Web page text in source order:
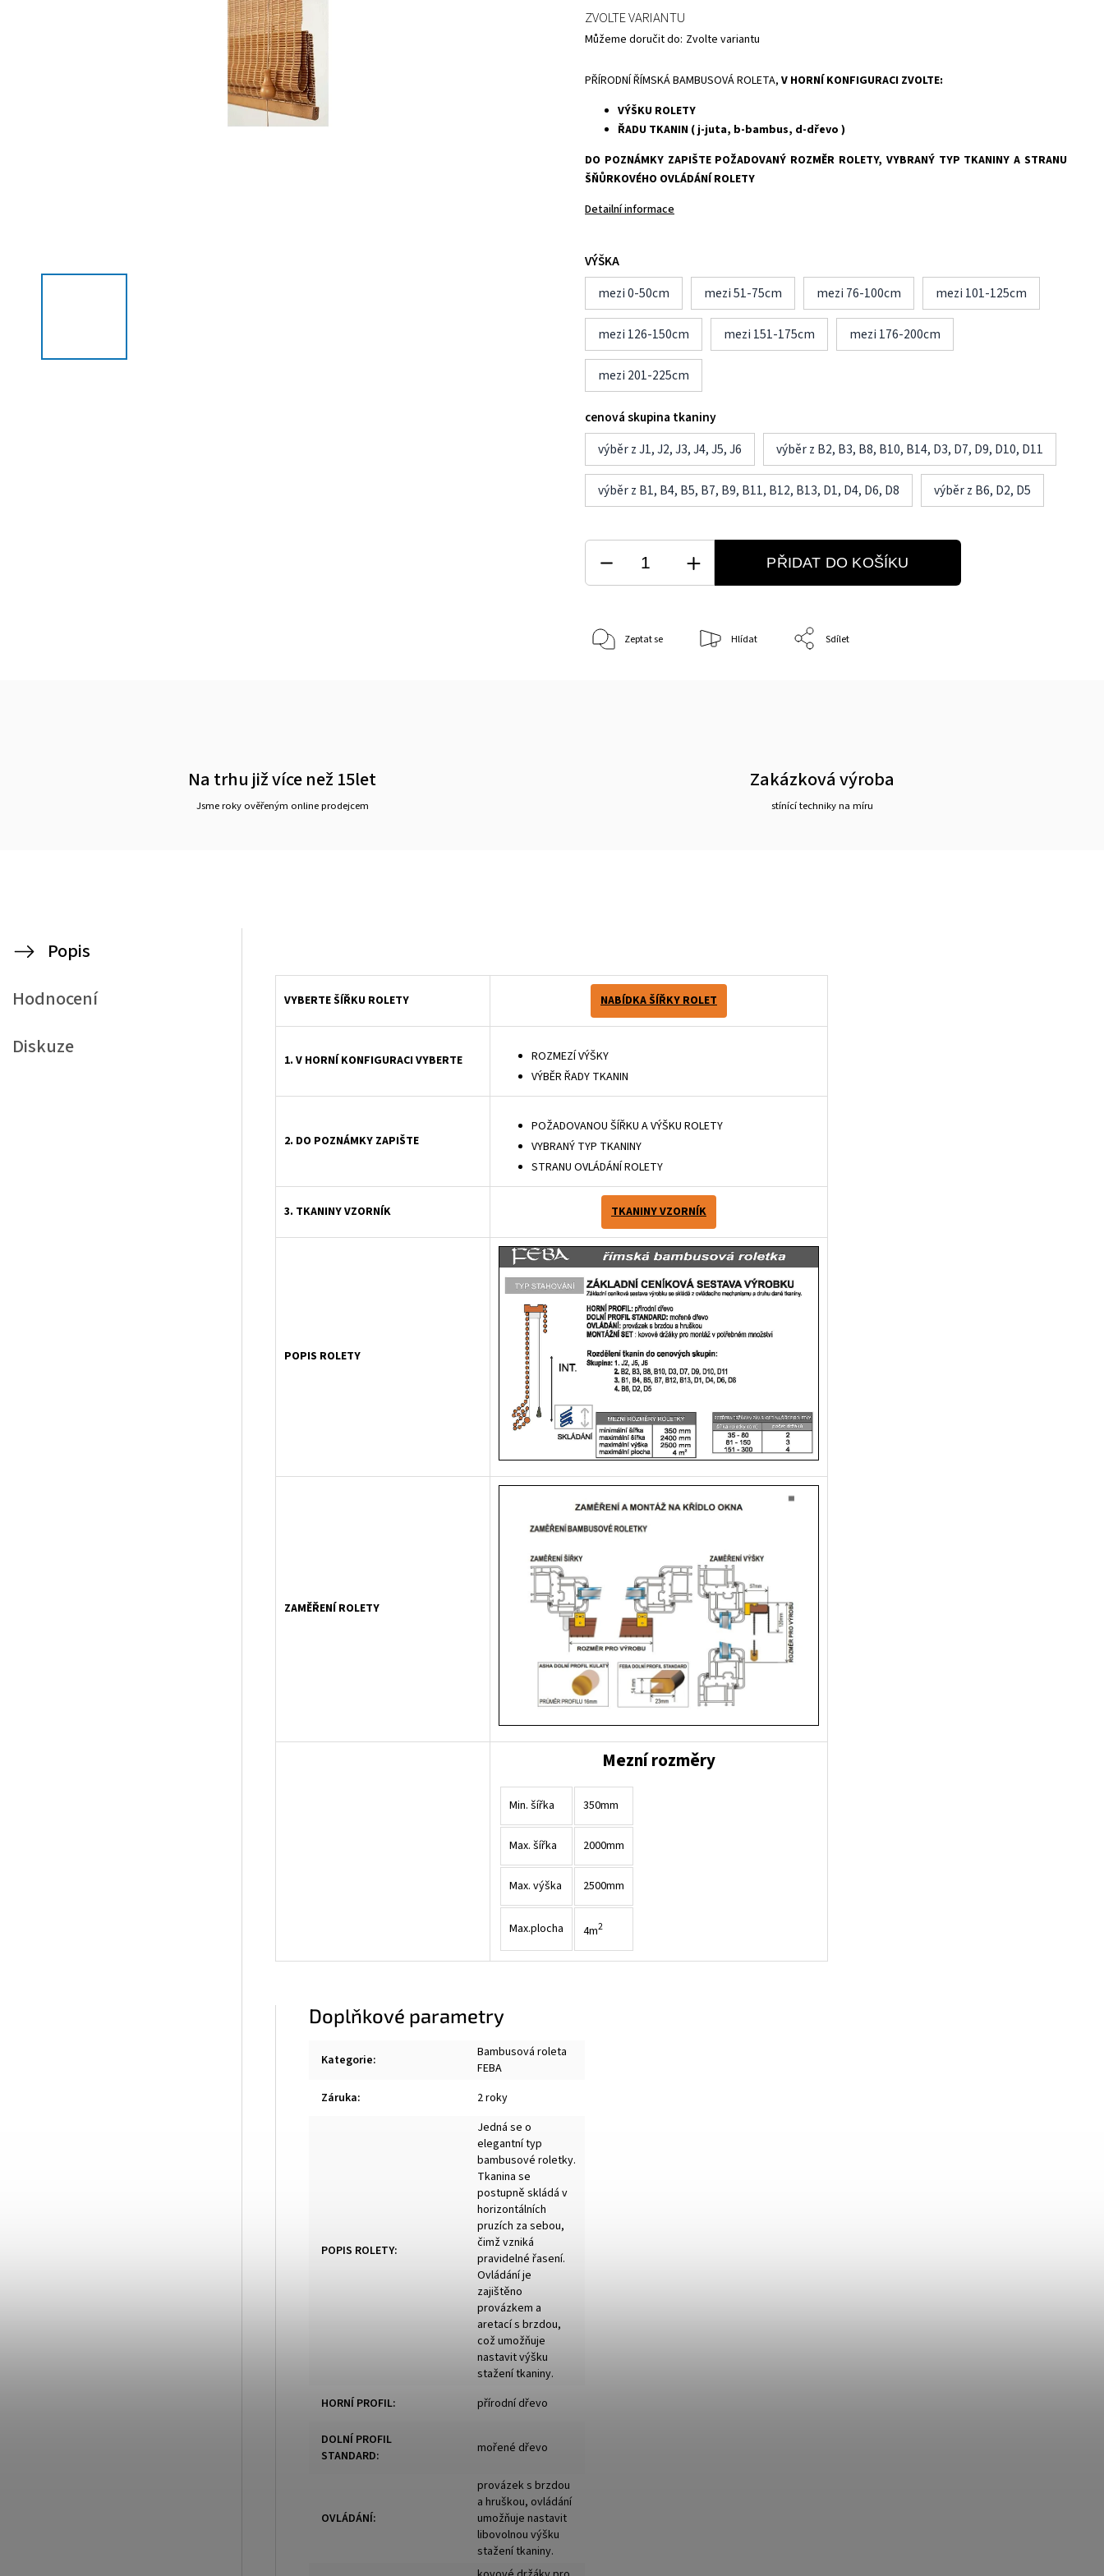
PŘÍRODNÍ ŘÍMSKÁ BAMBUSOVÁ ROLETA,V HORNÍ KONFIGURACI ZVOLTE:
VÝŠKU ROLETY
ŘADU TKANIN ( j-juta, b-bambus, d-dřevo )
DO POZNÁMKY ZAPIŠTE POŽADOVANÝ ROZMĚR ROLETY, VYBRANÝ TYP TKANINY A STRANU
ŠŇŮRKOVÉHO OVLÁDÁNÍ ROLETY
Detailní informace
VÝŠKA
mezi 0-50cm
mezi 51-75cm mezi 76-100cm mezi 101-125cm
mezi 126-150cm mezi 151-175cm mezi 176-200cm
mezi 201-225cm
cenová skupina tkaniny
výběr z J1, J2, J3, J4, J5, J6
výběr z B2, B3, B8, B10, B14, D3, D7, D9, D10, D11
výběr z B1, B4, B5, B7, B9, B11, B12, B13, D1, D4, D6, D8 výběr z B6, D2, D5
ZVOLTE VARIANTU
Můžeme doručit do: Zvolte variantu
PŘIDAT DO KOŠÍKU
Zeptat se Hlídat Sdílet
Na trhu již více než 15let
Jsme roky ověřeným online prodejcem
Zakázková výroba
stínící techniky na míru
Popis
Hodnocení
Diskuze
VYBERTE ŠÍŘKU ROLETY NABÍDKA ŠÍŘKY ROLET
1. V HORNÍ KONFIGURACI VYBERTE
ROZMEZÍ VÝŠKY
VÝBĚR ŘADY TKANIN
2. DO POZNÁMKY ZAPIŠTE
POŽADOVANOU ŠÍŘKU A VÝŠKU ROLETY
VYBRANÝ TYP TKANINY
STRANU OVLÁDÁNÍ ROLETY
3. TKANINY VZORNÍK TKANINY VZORNÍK
POPIS ROLETY
ZAMĚŘENÍ ROLETY
Mezní rozměry
Min. šířka 350mm
Max. šířka 2000mm
Max. výška 2500mm
Max.plocha 4m2
Doplňkové parametry
Kategorie:
Bambusová roleta
FEBA
Záruka: 2 roky
POPIS ROLETY:
Jedná se o
elegantní typ
bambusové roletky.
Tkanina se
postupně skládá v
horizontálních
pruzích za sebou,
čimž vzniká
pravidelné řasení.
Ovládání je
zajištěno
provázkem a
aretací s brzdou,
což umožňuje
nastavit výšku
stažení tkaniny.
HORNÍ PROFIL: přírodní dřevo
DOLNÍ PROFIL
STANDARD: mořené dřevo
OVLÁDÁNÍ:
provázek s brzdou
a hruškou, ovládání
umožňuje nastavit
libovolnou výšku
stažení tkaniny.